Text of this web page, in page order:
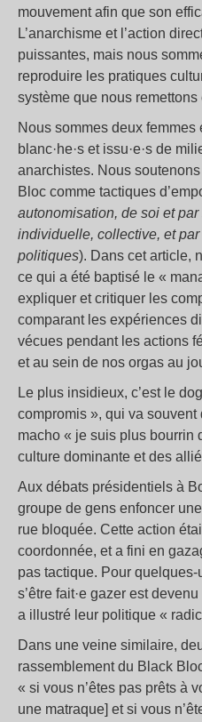
mouvement afin que son
L’anarchisme et l’action
puissantes, mais nous
reproduire les pratiques
système que nous remettons
Nous sommes deux femmes
blanc·he·s et issu·e·s de
anarchistes. Nous
Bloc comme tactiques
autonomisation, de soi et
individuelle, collective, et
politiques). Dans cet article,
ce qui a été baptisé le «
expliquer et critiquer les
comparant les expériences
vécues pendant les actions
et au sein de nos orgas au
Le plus insidieux, c’est le
compromis », qui va souvent
macho « je suis plus bourrin
culture dominante et des
Aux débats présidentiels à
groupe de gens enfoncer
rue bloquée. Cette action
coordonnée, et a fini en
pas tactique. Pour quelques-
s’être fait·e gazer est
a illustré leur politique «
Dans une veine similaire,
rassemblement du Black
« si vous n’êtes pas prêts à
une matraque] et si vous